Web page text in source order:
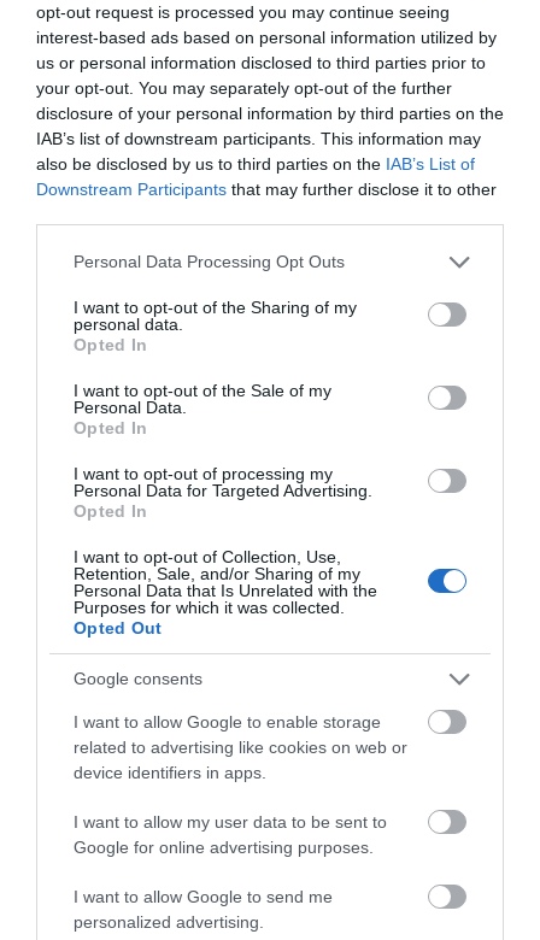
opt-out request is processed you may continue seeing
interest-based ads based on personal information utilized by
us or personal information disclosed to third parties prior to
your opt-out. You may separately opt-out of the further
disclosure of your personal information by third parties on the
IAB’s list of downstream participants. This information may
also be disclosed by us to third parties on the IAB’s List of
Downstream Participants that may further disclose it to other
Please note that this website/app uses one or more Google
not limited to your visit or usage behaviour. You may click to
grant or deny consent to Google and its third-party tags to
use your data for below specified purposes in below Google
consent section.
Personal Data Processing Opt Outs
I want to opt-out of the Sharing of my
personal data.
Opted In
I want to opt-out of the Sale of my
Personal Data.
Opted In
I want to opt-out of processing my
Personal Data for Targeted Advertising.
Opted In
I want to opt-out of Collection, Use,
Retention, Sale, and/or Sharing of my
Personal Data that Is Unrelated with the
Purposes for which it was collected.
Opted Out
Google consents
I want to allow Google to enable storage
related to advertising like cookies on web or
device identifiers in apps.
I want to allow my user data to be sent to
Google for online advertising purposes.
I want to allow Google to send me
personalized advertising.
Προτεινόμενα άρθρα
ΕΚΔΗΛΩΣΕΙΣ ΤΩΝ ΗΜΕΡΩΝ: Παγοποιείο
ΦΕΣΤΙΒΑΛ ΑΝΔΡΟΥ: Ένα βαθυστόχαστο έργο του
Μπέκετ
Η νεολαία της Άνδρου είναι εδώ. Χρειάζεται όμως
ευκαιρίες για να φανεί.
ΡΑΦΗΝΑ – ΘΕΟΥΤΑ σημειώσατε…
Πρόσφατα Άρθρα
Γιατί οι Τούρκοι συρρέουν
στα ελληνικά νησιά